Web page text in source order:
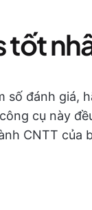
tốt
số đánh giá,
cụ này
CNTT của